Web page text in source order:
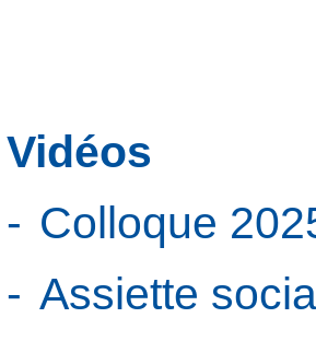
Vidéos
Colloque
Assiette